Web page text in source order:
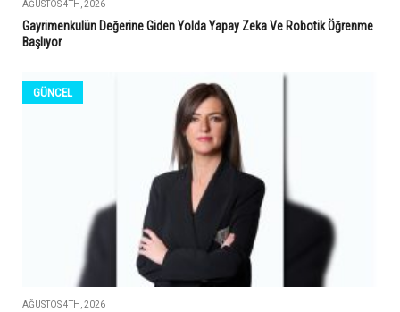
AĞUSTOS 4TH, 2026
Gayrimenkulün Değerine Giden Yolda Yapay Zeka Ve Robotik Öğrenme
Başlıyor
GÜNCEL
AĞUSTOS 4TH, 2026